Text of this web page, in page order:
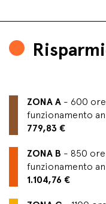
ZONA A - 600 ore
funzionamento
779,83 €
ZONA B - 850 ore
funzionamento
1.104,76 €